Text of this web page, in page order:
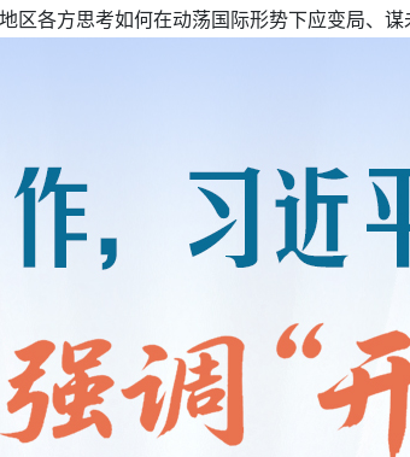
各方思考如何在动荡国际形势下应变局、谋